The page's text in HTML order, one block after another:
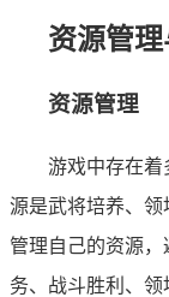
资源管
资源管理
游戏中存在着
源是武将培养、
管理自己的资源
务、战斗胜利、